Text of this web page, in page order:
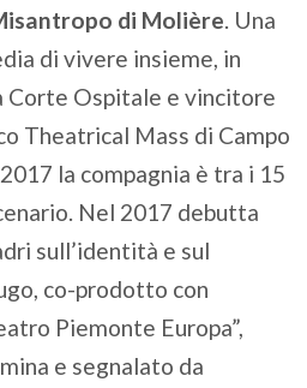
di Molière . Una
di vivere insieme, in
Corte Ospitale e vincitore
Theatrical Mass di Campo
la compagnia è tra i 15
Nel 2017 debutta
sull’identità e sul
co-prodotto con
Piemonte Europa”,
e segnalato da